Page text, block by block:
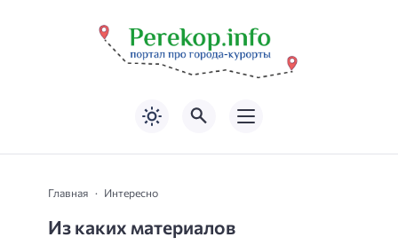
Главная Интересно
Из каких материалов